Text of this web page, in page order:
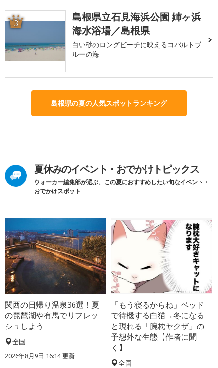
3
島根県立石見海浜公園 姉ヶ浜
海水浴場／島根県
白い砂のロングビーチに映えるコバルトブ
ルーの海
島根県の夏の人気スポットランキング
夏休みのイベント・おでかけトピックス
ウォーカー編集部が選ぶ、この夏におすすめしたい旬なイベント・
おでかけスポット
関西の日帰り温泉36選！夏
の琵琶湖や有馬でリフレッ
シュしよう
全国
2026年8月9日 16:14更新
「もう寝るからね」ベッド
で待機する白猫→冬になる
と現れる「腕枕ヤクザ」の
予想外な生態【作者に聞
く】
全国